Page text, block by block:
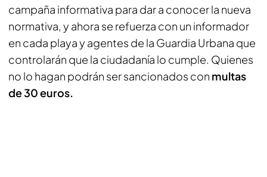
campaña informativa para dar a conocer la nueva
normativa, y ahora se refuerza con un informador
en cada playa y agentes de la Guardia Urbana que
controlarán que la ciudadanía lo cumple. Quienes
no lo hagan podrán ser sancionados con multas
de 30 euros.